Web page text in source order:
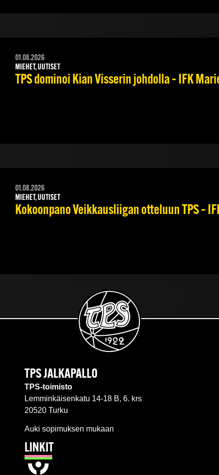
01.08.2026
MIEHET, UUTISET
TPS dominoi Kian Visserin johdolla – IFK
01.08.2026
MIEHET, UUTISET
Kokoonpano Veikkausliigan otteluun TPS –
TPS JALKAPALLO
TPS-toimisto
Lemminkäisenkatu 14-18 B, 6. krs
20520 Turku
Auki sopimuksen mukaan
LINKIT